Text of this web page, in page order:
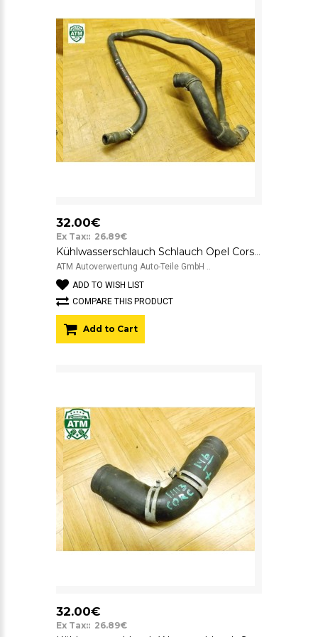
32.00€
Ex Tax:: 26.89€
Kühlwasserschlauch Schlauch Opel Corsa C
ATM Autoverwertung Auto-Teile GmbH ..
ADD TO WISH LIST
COMPARE THIS PRODUCT
Add to Cart
32.00€
Ex Tax:: 26.89€